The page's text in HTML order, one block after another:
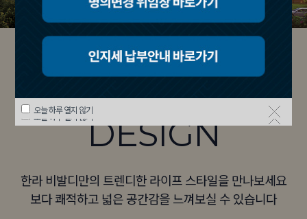
오늘 하루 열지 않기
오늘 하루 열지 않기
오늘 하루 열지 않기
UNIT
DESIGN
한라 비발디만의 트렌디한 라이프 스타일을 만나보세요
보다 쾌적하고 넓은 공간감을 느껴보실 수 있습니다